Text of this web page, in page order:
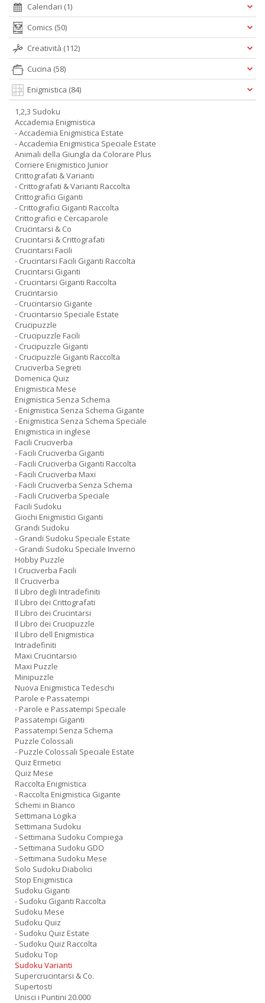
Calendari (1)
Comics (50)
Creatività (112)
Cucina (58)
Enigmistica (84)
1,2,3 Sudoku
Accademia Enigmistica
- Accademia Enigmistica Estate
- Accademia Enigmistica Speciale Estate
Animali della Giungla da Colorare Plus
Corriere Enigmistico Junior
Crittografati & Varianti
- Crittografati & Varianti Raccolta
Crittografici Giganti
- Crittografici Giganti Raccolta
Crittografici e Cercaparole
Crucintarsi & Co
Crucintarsi & Crittografati
Crucintarsi Facili
- Crucintarsi Facili Giganti Raccolta
Crucintarsi Giganti
- Crucintarsi Giganti Raccolta
Crucintarsio
- Crucintarsio Gigante
- Crucintarsio Speciale Estate
Crucipuzzle
- Crucipuzzle Facili
- Crucipuzzle Giganti
- Crucipuzzle Giganti Raccolta
Cruciverba Segreti
Domenica Quiz
Enigmistica Mese
Enigmistica Senza Schema
- Enigmistica Senza Schema Gigante
- Enigmistica Senza Schema Speciale
Enigmistica in inglese
Facili Cruciverba
- Facili Cruciverba Giganti
- Facili Cruciverba Giganti Raccolta
- Facili Cruciverba Maxi
- Facili Cruciverba Senza Schema
- Facili Cruciverba Speciale
Facili Sudoku
Giochi Enigmistici Giganti
Grandi Sudoku
- Grandi Sudoku Speciale Estate
- Grandi Sudoku Speciale Inverno
Hobby Puzzle
I Cruciverba Facili
Il Cruciverba
Il Libro degli Intradefiniti
Il Libro dei Crittografati
Il Libro dei Crucintarsi
Il Libro dei Crucipuzzle
Il Libro dell Enigmistica
Intradefiniti
Maxi Crucintarsio
Maxi Puzzle
Minipuzzle
Nuova Enigmistica Tedeschi
Parole e Passatempi
- Parole e Passatempi Speciale
Passatempi Giganti
Passatempi Senza Schema
Puzzle Colossali
- Puzzle Colossali Speciale Estate
Quiz Ermetici
Quiz Mese
Raccolta Enigmistica
- Raccolta Enigmistica Gigante
Schemi in Bianco
Settimana Logika
Settimana Sudoku
- Settimana Sudoku Compiega
- Settimana Sudoku GDO
- Settimana Sudoku Mese
Solo Sudoku Diabolici
Stop Enigmistica
Sudoku Giganti
- Sudoku Giganti Raccolta
Sudoku Mese
Sudoku Quiz
- Sudoku Quiz Estate
- Sudoku Quiz Raccolta
Sudoku Top
Sudoku Varianti
Supercrucintarsi & Co.
Supertosti
Unisci i Puntini 20.000